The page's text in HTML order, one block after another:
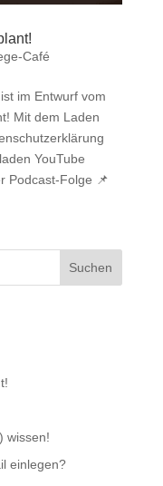
Café
im Entwurf vom
Mit dem Laden
YouTube
Podcast-Folge 📌
Suchen
wissen!
einlegen?